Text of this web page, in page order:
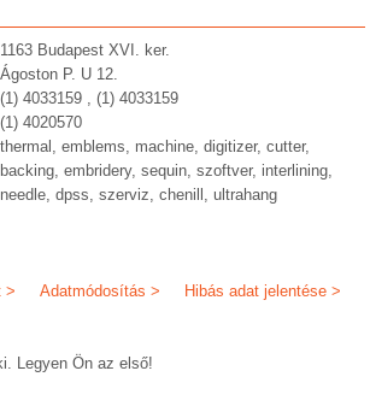
1163 Budapest XVI. ker.
Ágoston P. U 12.
(1) 4033159 , (1) 4033159
(1) 4020570
thermal, emblems, machine, digitizer, cutter,
backing, embridery, sequin, szoftver, interlining,
needle, dpss, szerviz, chenill, ultrahang
Hibás adat jelentése >
Adatmódosítás >
>
Legyen Ön az első!